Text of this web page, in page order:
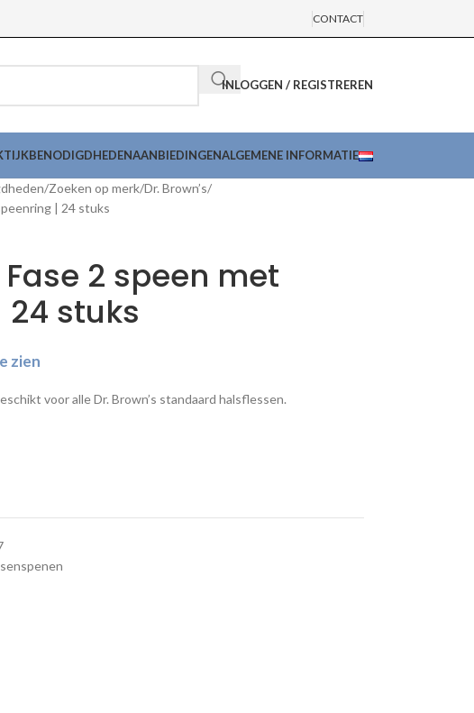
CONTACT
INLOGGEN / REGISTREREN
AANBIEDINGENALGEMENE INFORMATIE
Zoeken op merk Dr. Brown’s
| 24 stuks
Fase 2 speen met
stuks
zien
voor alle Dr. Brown’s standaard halsflessen.